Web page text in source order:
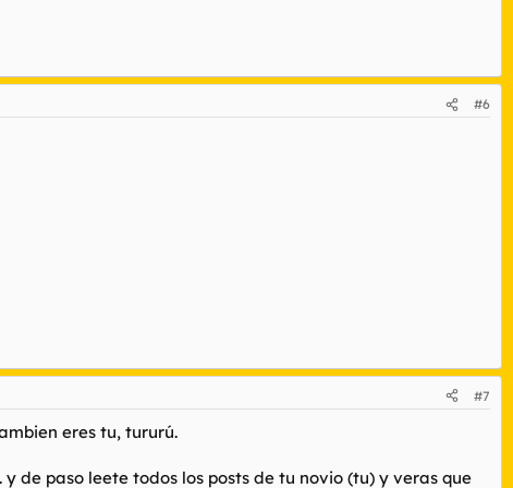
#6
#7
eres tu, tururú.
de paso leete todos los posts de tu novio (tu) y veras que